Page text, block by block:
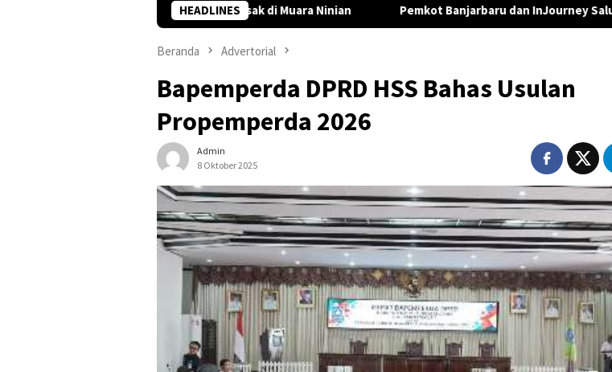
HEADLINES
Jembatan Rusak di Muara Ninian Pemkot Banjarbaru dan InJourney Salurkan Bantuan TJSL Rp319
Beranda Advertorial
Bapemperda DPRD HSS Bahas Usulan
Propemperda 2026
Admin
8 Oktober 2025